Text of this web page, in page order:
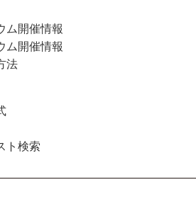
ム開催情報
ム開催情報
法
ト検索